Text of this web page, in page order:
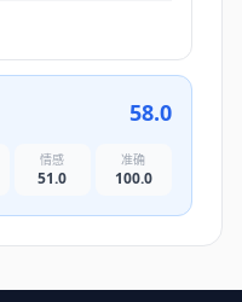
58.0
情感
51.0
准确
100.0